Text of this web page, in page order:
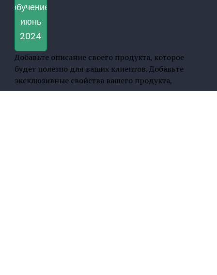
обучение
июнь
2024
Добавьте описание своего продукта, которое
будет полезно для ваших клиентов. Добавьте
эксклюзивные свойства вашего продукта,
которые заставят клиентов покупать его.